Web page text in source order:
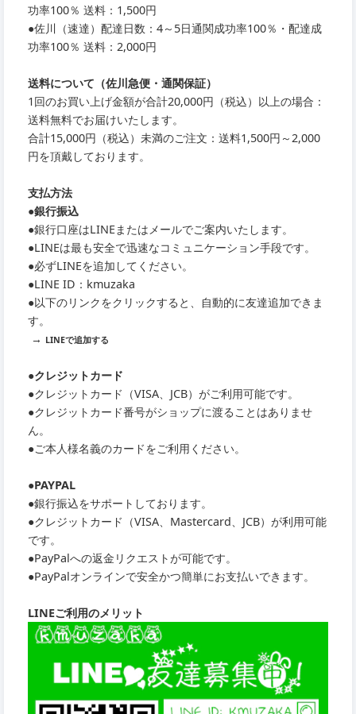
功率100％ 送料：1,500円
●佐川（速達）配達日数：4～5日通関成功率100％・配達成
功率100％ 送料：2,000円
送料について（佐川急便・通関保証）
1回のお買い上げ金額が合計20,000円（税込）以上の場合：
送料無料でお届けいたします。
合計15,000円（税込）未満のご注文：送料1,500円～2,000
円を頂戴しております。
支払方法
●銀行振込
●銀行口座はLINEまたはメールでご案内いたします。
●LINEは最も安全で迅速なコミュニケーション手段です。
●必ずLINEを追加してください。
●LINE ID：kmuzaka
●以下のリンクをクリックすると、自動的に友達追加できま
す。
→ LINEで追加する
●クレジットカード
●クレジットカード（VISA、JCB）がご利用可能です。
●クレジットカード番号がショップに渡ることはありませ
ん。
●ご本人様名義のカードをご利用ください。
●PAYPAL
●銀行振込をサポートしております。
●クレジットカード（VISA、Mastercard、JCB）が利用可能
です。
●PayPalへの返金リクエストが可能です。
●PayPalオンラインで安全かつ簡単にお支払いできます。
LINEご利用のメリット